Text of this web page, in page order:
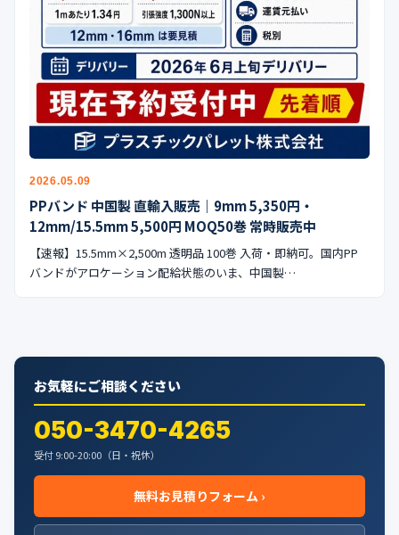
2026.05.09
PPバンド 中国製 直輸入販売｜9mm 5,350円・
12mm/15.5mm 5,500円 MOQ50巻 常時販売中
【速報】15.5mm×2,500m 透明品 100巻 入荷・即納可。国内PP
バンドがアロケーション配給状態のいま、中国製…
お気軽にご相談ください
050-3470-4265
受付 9:00-20:00（日・祝休）
無料お見積りフォーム ›